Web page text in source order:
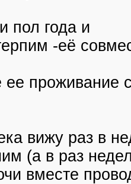
пол года и
-её
ее
вижу раз в
(а в раз
вместе